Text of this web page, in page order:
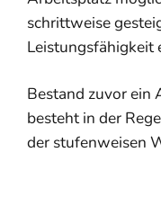
schrittweise
Leistungsfähigkeit
Bestand zuvor ein
besteht in der
der stufenweisen